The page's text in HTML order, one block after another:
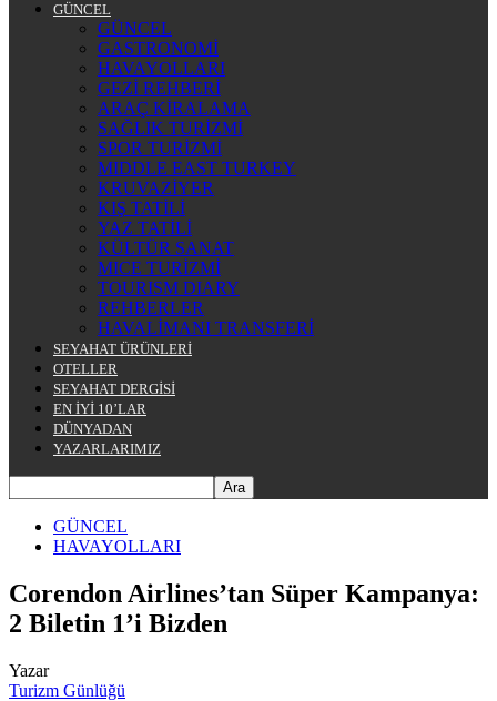
GÜNCEL
GÜNCEL
GASTRONOMİ
HAVAYOLLARI
GEZİ REHBERİ
ARAÇ KİRALAMA
SAĞLIK TURİZMİ
SPOR TURİZMİ
MIDDLE EAST TURKEY
KRUVAZİYER
KIŞ TATİLİ
YAZ TATİLİ
KÜLTÜR SANAT
MICE TURİZMİ
TOURISM DIARY
REHBERLER
HAVALİMANI TRANSFERİ
SEYAHAT ÜRÜNLERİ
OTELLER
SEYAHAT DERGİSİ
EN İYİ 10’LAR
DÜNYADAN
YAZARLARIMIZ
GÜNCEL
HAVAYOLLARI
Corendon Airlines’tan Süper Kampanya:
2 Biletin 1’i Bizden
Yazar
Turizm Günlüğü